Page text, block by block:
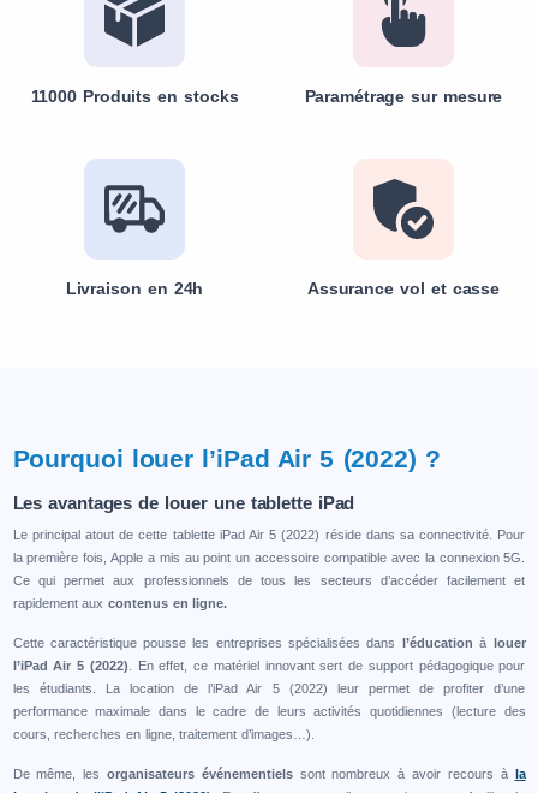
11000 Produits en stocks Paramétrage sur mesure
Livraison en 24h Assurance vol et casse
Pourquoi louer l’iPad Air 5 (2022) ?
Les avantages de louer une tablette iPad
Le principal atout de cette tablette iPad Air 5 (2022) réside dans sa connectivité. Pour
la première fois, Apple a mis au point un accessoire compatible avec la connexion 5G.
Ce qui permet aux professionnels de tous les secteurs d’accéder facilement et
rapidement aux contenus en ligne.
Cette caractéristique pousse les entreprises spécialisées dans l’éducation à louer
l’iPad Air 5 (2022) . En effet, ce matériel innovant sert de support pédagogique pour
les étudiants. La location de l’iPad Air 5 (2022) leur permet de profiter d’une
performance maximale dans le cadre de leurs activités quotidiennes (lecture des
cours, recherches en ligne, traitement d’images…).
De même, les organisateurs événementiels sont nombreux à avoir recours à la